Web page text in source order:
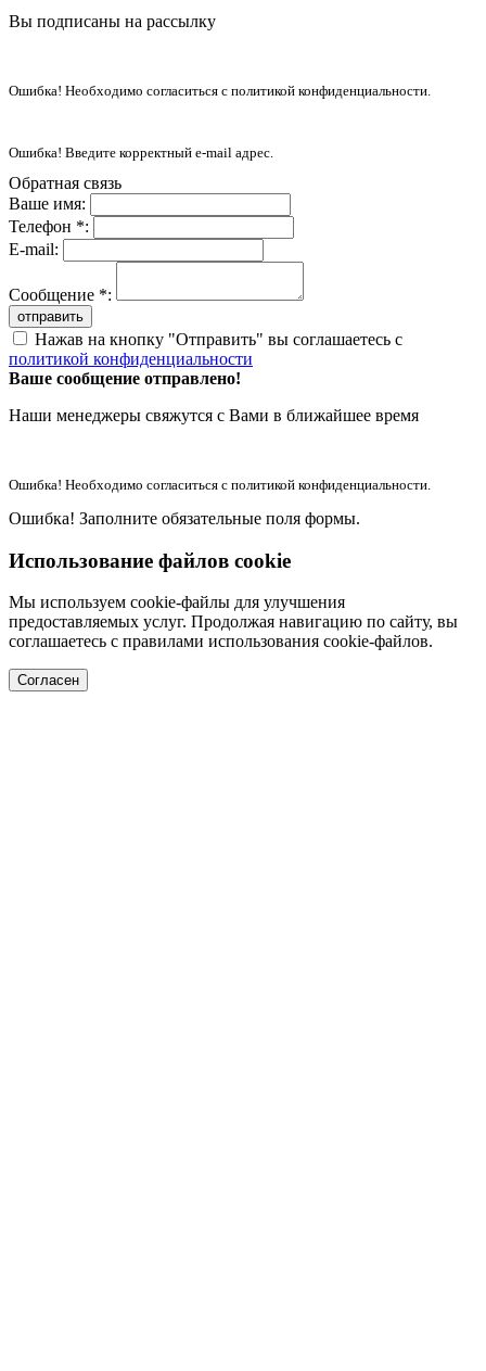
Вы подписаны на рассылку
Ошибка! Необходимо согласиться с политикой конфиденциальности.
Ошибка! Введите корректный e-mail адрес.
Обратная связь
Ваше имя:
Телефон *:
E-mail:
Сообщение *:
отправить
Нажав на кнопку "Отправить" вы соглашаетесь с
политикой конфиденциальности
Ваше сообщение отправлено!
Наши менеджеры свяжутся с Вами в ближайшее время
Ошибка! Необходимо согласиться с политикой конфиденциальности.
Ошибка! Заполните обязательные поля формы.
Использование файлов cookie
Мы используем cookie-файлы для улучшения
предоставляемых услуг. Продолжая навигацию по сайту, вы
соглашаетесь с правилами использования cookie-файлов.
Согласен